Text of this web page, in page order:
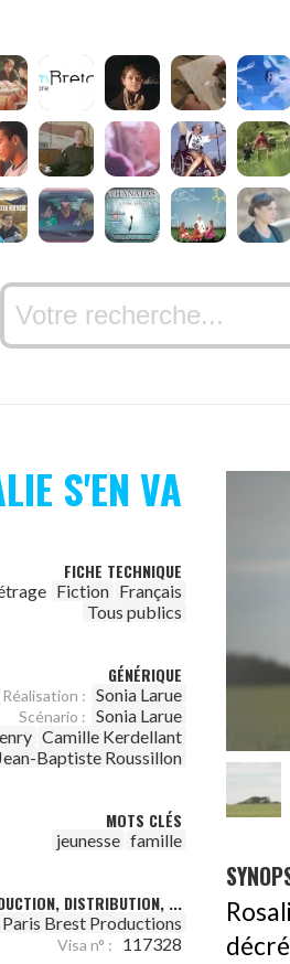
S'EN VA
FICHE TECHNIQUE
Fiction Français
Tous publics
GÉNÉRIQUE
Réalisation : Sonia Larue
Scénario : Sonia Larue
Camille Kerdellant
Baptiste Roussillon
MOTS CLÉS
jeunesse famille
DISTRIBUTION, ...
Paris Brest Productions
Visa n° : 117328